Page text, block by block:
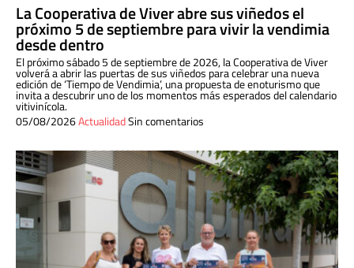
La Cooperativa de Viver abre sus viñedos el
próximo 5 de septiembre para vivir la vendimia
desde dentro
El próximo sábado 5 de septiembre de 2026, la Cooperativa de Viver
volverá a abrir las puertas de sus viñedos para celebrar una nueva
edición de ‘Tiempo de Vendimia’, una propuesta de enoturismo que
invita a descubrir uno de los momentos más esperados del calendario
vitivinícola.
05/08/2026ActualidadSin comentarios